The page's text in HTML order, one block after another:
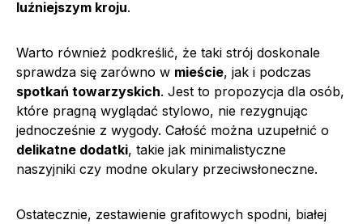
luźniejszym kroju.
Warto również podkreślić, że taki strój doskonale
sprawdza się zarówno w mieście, jak i podczas
spotkań towarzyskich. Jest to propozycja dla osób,
które pragną wyglądać stylowo, nie rezygnując
jednocześnie z wygody. Całość można uzupełnić o
delikatne dodatki, takie jak minimalistyczne
naszyjniki czy modne okulary przeciwsłoneczne.
Ostatecznie, zestawienie grafitowych spodni, białej